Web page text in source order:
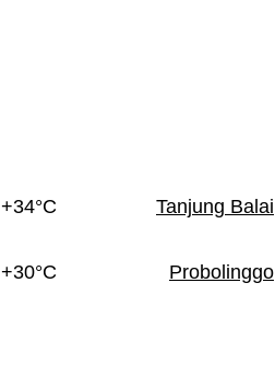
+34°C Tanjung Balai
+30°C Probolinggo